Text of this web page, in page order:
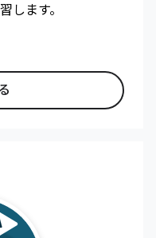
します。